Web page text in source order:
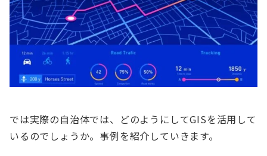
では実際の自治体では、どのようにしてGISを活用して
いるのでしょうか。事例を紹介していきます。